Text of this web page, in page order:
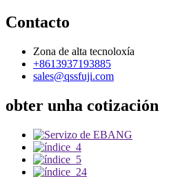
Contacto
Zona de alta tecnoloxía
+8613937193885
sales@qssfuji.com
obter unha cotización